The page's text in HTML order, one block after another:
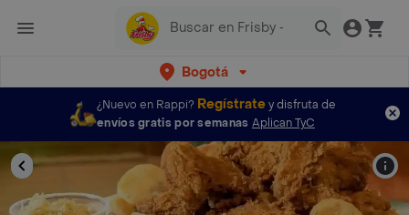
Bogotá
¿Nuevo en Rappi? Regístratey disfruta de
envíos gratis por semanas Aplican TyC